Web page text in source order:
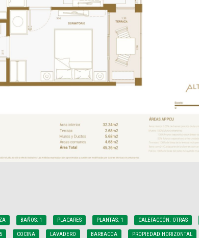
BAÑOS: 1 PLACARES PLANTAS: 1 CALEFACCÓN: OTRAS
COCINA LAVADERO BARBACOA PROPIEDAD HORIZONTAL